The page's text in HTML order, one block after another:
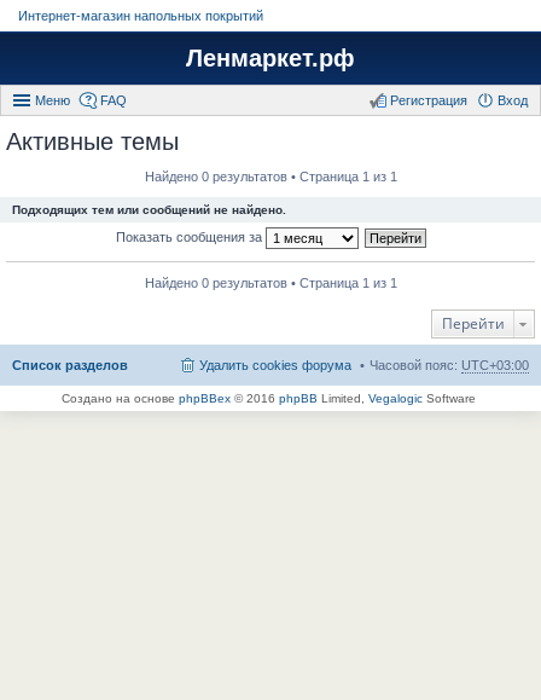
Интернет-магазин напольных покрытий
Ленмаркет.рф
Меню FAQ Вход
Регистрация
Активные темы
Найдено 0 результатов • Страница 1 из 1
Подходящих тем или сообщений не найдено.
Показать сообщения за
Найдено 0 результатов • Страница 1 из 1
Перейти
Список разделов Часовой пояс: UTC+03:00
Удалить cookies форума
Создано на основе phpBBex© 2016 phpBB Limited, VegalogicSoftware